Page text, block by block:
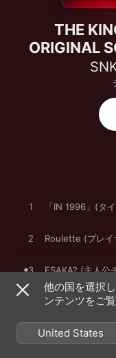
THE
ORIGINAL
グ・
1 「IN 1996」(タ
2 Roulette (プレイ
3 ESAKA? (主人公
ORAORA (勝利デ
Big Shot!"寂" (餓
他の国を選択
ンテンツをご
United States